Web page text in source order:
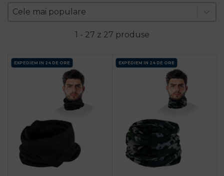
Zoradenie produktov
Sort content
Cele mai populare
Sort content
1 - 27 z 27 produse
EXPEDIEM IN 24 DE ORE EXPEDIEM IN 24 DE ORE